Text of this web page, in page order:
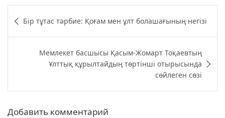
c
e
b
k
itt
er
e
g
ra
m
at
s
A
p
по Бір тұтас тәрбие: Қоғам мен ұлт болашағының негізі
Мемлекет басшысы Қасым-Жомарт Тоқаевтың
Ұлттық құрылтайдың төртінші отырысында
сөйлеген сөзі
Добавить комментарий